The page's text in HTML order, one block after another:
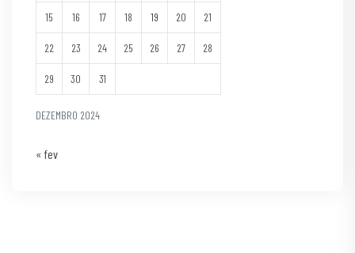
DEZEMBRO 2024
15 16 17 18 19 20 21
22 23 24 25 26 27 28
29 30 31
« fev